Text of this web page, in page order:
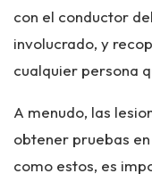
con el conductor
involucrado, y
cualquier persona
A menudo, las
obtener pruebas
como estos, es